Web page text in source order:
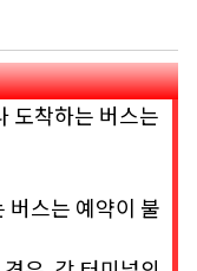
도착하는 버스는
버스는 예약이 불